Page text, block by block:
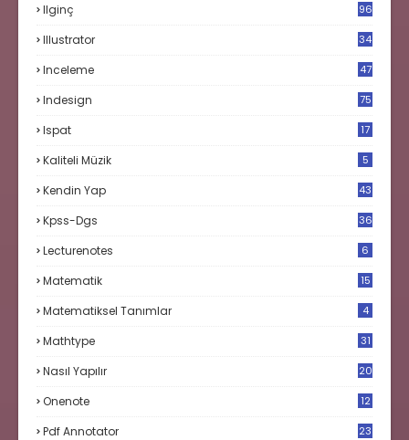
Ilginç 96
Illustrator 34
Inceleme 47
Indesign 75
Ispat
17
Kaliteli Müzik 5
Kendin Yap 43
Kpss-Dgs 36
Lecturenotes 6
Matematik
15
Matematiksel Tanımlar 4
Mathtype 31
Nasıl Yapılır 20
Onenote 12
Pdf Annotator 23